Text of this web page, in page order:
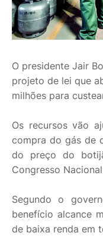
O presidente Jair
projeto de lei que
milhões para
Os recursos vão
compra do gás de
do preço do
Congresso
Segundo o
benefício alcance
de baixa renda em